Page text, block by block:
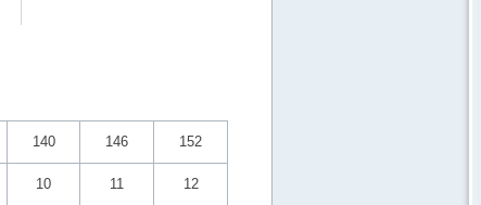
140 146 152
10 11 12